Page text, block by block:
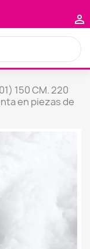

150 CM. 220
en piezas de